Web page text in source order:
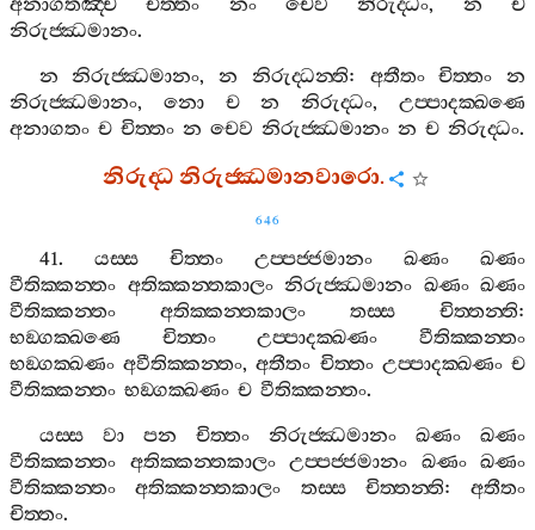
අනාගතඤ‍්ච
චිත‍්තං නං චෙව නිරුද‍්ධං, න
ච
නිරුජ‍්ඣමානං.
න
නිරුජ‍්ඣමානං,න නිරුද‍්ධන‍්ති: අතීතං චිත‍්තං
න
නිරුජ‍්ඣමානං, නො ච න නිරුද‍්ධං,උප‍්පාදක‍්ඛණෙ
අනාගතං ච චිත‍්තං න චෙව නිරුජ‍්ඣමානං න ච නිරුද‍්ධං.
නිරුද‍්ධනිරුජ‍්ඣමානවාරො.
646
41. යස‍්ස චිත‍්තං උප‍්පජ‍්ජමානං ඛණං
ඛණං
වීතික‍්කන‍්තං අතික‍්කන‍්තකාලං නිරුජ‍්ඣමානං ඛණං ඛණං
වීතික‍්කන‍්තං
අතික‍්කන‍්තකාලං තස‍්ස චිත‍්තන‍්ති:
භඞ‍්ගක‍්ඛණෙ
චිත‍්තං උප‍්පාදක‍්ඛණං
වීතික‍්කන‍්තං
භඞ‍්ගක‍්ඛණං අවීතික‍්කන‍්තං,අතීතං චිත‍්තං උප‍්පාදක‍්ඛණං ච
වීතික‍්කන‍්තං භඞ‍්ගක‍්ඛණං ච වීතික‍්කන‍්තං.
යස‍්ස
වා පන චිත‍්තං නිරුජ‍්ඣමානං ඛණං
ඛණං
වීතික‍්කන‍්තං
අතික‍්කන‍්තකාලං උප‍්පජ‍්ජමානං ඛණං
ඛණං
වීතික‍්කන‍්තං
අතික‍්කන‍්තකාලං තස‍්ස චිත‍්තන‍්ති: අතීතං
චිත‍්තං.